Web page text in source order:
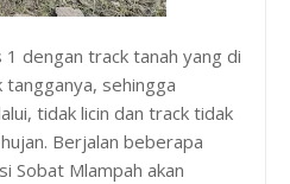
dengan track tanah yang di
tangganya, sehingga
tidak licin dan track tidak
Berjalan beberapa
Sobat Mlampah akan